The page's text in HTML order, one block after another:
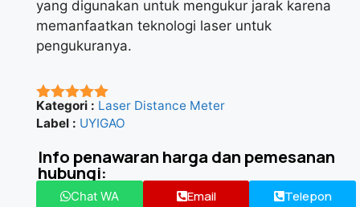
yang digunakan untuk mengukur jarak karena
memanfaatkan teknologi laser untuk
pengukuranya.
★★★★★
Kategori : Laser Distance Meter
Label : UYIGAO
Info penawaran harga dan pemesanan
hubungi:
Chat WA Email Telepon